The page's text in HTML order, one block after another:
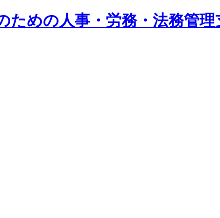
ための人事・労務・法務管理